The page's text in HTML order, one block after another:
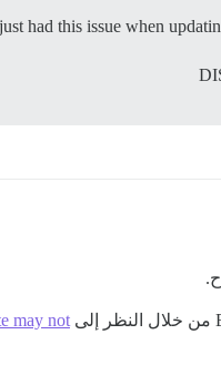
had this issue when
may not